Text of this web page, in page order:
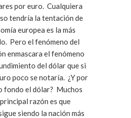
por euro. Cualquiera
tendría la tentación de
europea es la más
Pero el fenómeno del
enmascara el fenómeno
del dólar que si
poco se notaría. ¿Y por
fondo el dólar? Muchos
razón es que
siendo la nación más